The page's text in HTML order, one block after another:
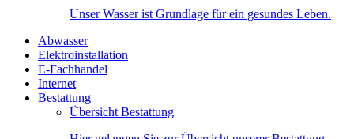
Unser Wasser ist Grundlage für ein gesundes Leben.
Abwasser
Elektroinstallation
E-Fachhandel
Internet
Bestattung
Übersicht Bestattung